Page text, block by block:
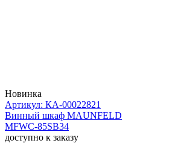
Новинка
Артикул: КА-00022821
Винный шкаф MAUNFELD
MFWC-85SB34
доступно к заказу